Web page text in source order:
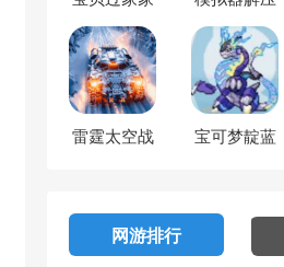
雷霆太空战
宝可梦靛蓝
网游排行